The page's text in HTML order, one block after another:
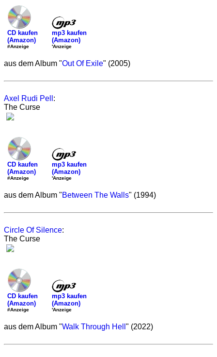
CD kaufen
(Amazon)
#Anzeige
mp3 kaufen
(Amazon)
'Anzeige
aus dem Album "Out Of Exile" (2005)
Axel Rudi Pell :
The Curse
CD kaufen
(Amazon)
#Anzeige
mp3 kaufen
(Amazon)
'Anzeige
aus dem Album "Between The Walls" (1994)
Circle Of Silence:
The Curse
CD kaufen
(Amazon)
#Anzeige
mp3 kaufen
(Amazon)
'Anzeige
aus dem Album "Walk Through Hell " (2022)